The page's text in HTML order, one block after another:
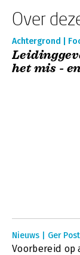
Over
Achtergrond |
het mis -
Nieuws | Ger Post
Voorbereid op